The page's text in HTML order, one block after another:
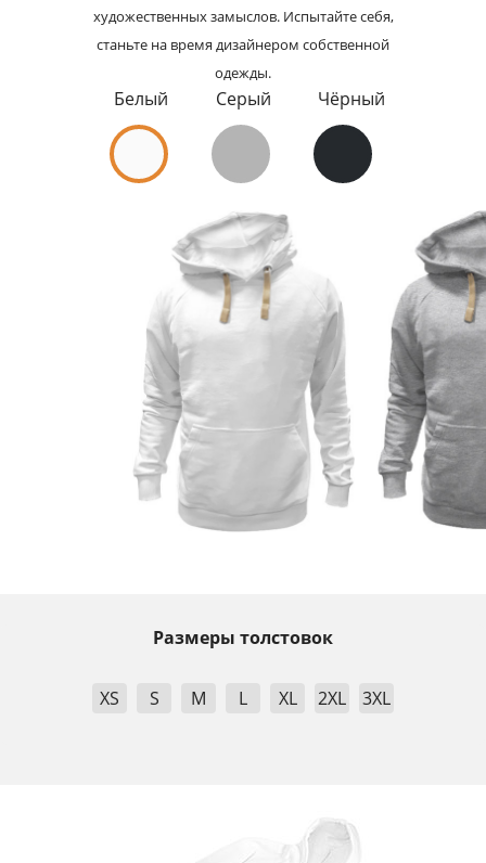
художественных замыслов. Испытайте себя,
станьте на время дизайнером собственной
одежды.
Размеры толстовок
XS S M L XL 2XL 3XL